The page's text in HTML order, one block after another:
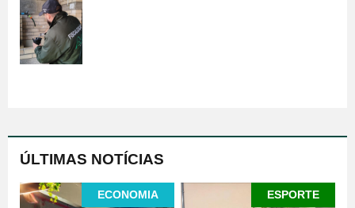
ÚLTIMAS NOTÍCIAS
ECONOMIA ESPORTE